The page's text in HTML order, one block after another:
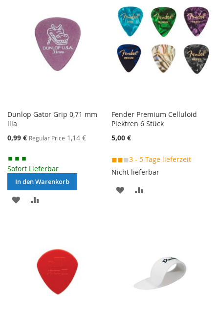
HINZUFÜGEN
Dunlop Gator Grip 0,71 mm
lila
Special
0,99 € Regular Price 1,14 €
Sofort Lieferbar
In den Warenkorb
MERKEN
Fender Premium Celluloid
Plektren 6 Stück
5,00 €
◼◼◼3 - 5 Tage lieferzeit
Nicht lieferbar
MERKEN